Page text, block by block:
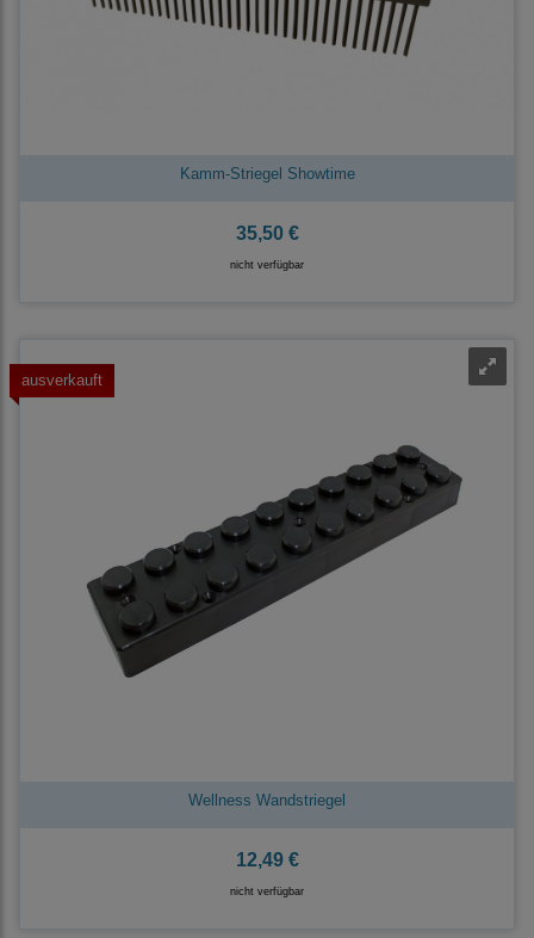
Kamm-Striegel Showtime
35,50 €
nicht verfügbar
ausverkauft
Wellness Wandstriegel
12,49 €
nicht verfügbar